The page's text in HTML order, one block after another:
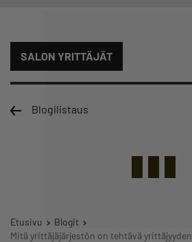
SALON YRITTÄJÄT
Blogilistaus
Etusivu
Blogit
Mitä yrittäjäjärjestön on tehtävä
Suodata hakutuloksia: näytä